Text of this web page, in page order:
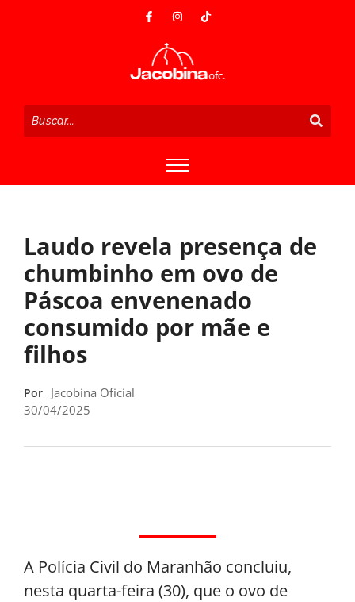
Laudo revela presença de
chumbinho em ovo de
Páscoa envenenado
consumido por mãe e
filhos
Por Jacobina Oficial
30/04/2025
A Polícia Civil do Maranhão concluiu,
nesta quarta-feira (30), que o ovo de